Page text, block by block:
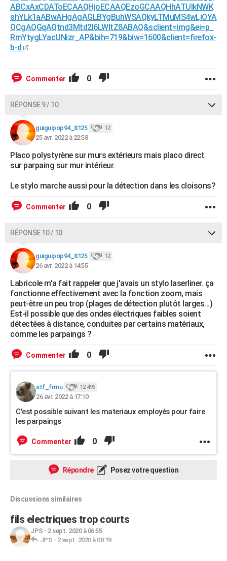
ABCxAxCDAToECAAQHjoECAAQEzoGCAAQHhATUIkNWK
shYLk1aABwAHgAgAGLBYgBuhWSAQkyLTMuMS4wLjOYA
QCgAQGqAQtnd3Mtd2l6LWltZ8ABAQ&sclient=img&ei=p_
RmYtygLYacUNizr_AP&bih=719&biw=1600&client=firefox-
b-d
Commenter 0
RÉPONSE 9 / 10
guiguipop94_8125 12
25 avr. 2022 à 22:58
Placo polystyrène sur murs extérieurs mais placo direct
sur parpaing sur mur intérieur.
Le stylo marche aussi pour la détection dans les cloisons?
Commenter 0
RÉPONSE 10 / 10
guiguipop94_8125 12
26 avr. 2022 à 14:55
Labricole m'a fait rappeler que j'avais un stylo laserliner. ça
fonctionne effectivement avec la fonction zoom, mais
peut-être un peu trop (plages de détection plutôt larges...)
Est-il possible que des ondes électriques faibles soient
détectées à distance, conduites par certains matériaux,
comme les parpaings ?
Commenter 0
stf_frmu 12 496
26 avr. 2022 à 17:10
C'est possible suivant les materiaux employés pour faire
les parpaings
Commenter 0
Répondre Posez votre question
Discussions similaires
fils electriques trop courts
JPS - 2 sept. 2020 à 06:55
JPS - 2 sept. 2020 à 08:19